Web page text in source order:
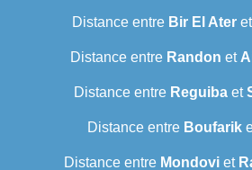
Distance entre Bir El Ateret
Distance entre Randon et
Distance entre Reguibaet
Distance entre Boufarik
Distance entre Mondoviet